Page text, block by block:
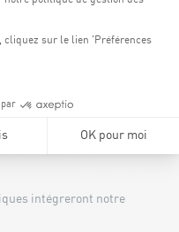
dès le 11
intégreront notre